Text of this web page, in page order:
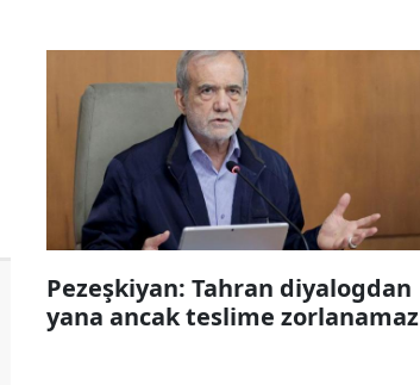
Pezeşkiyan: Tahran diyalogdan
yana ancak teslime zorlanamaz